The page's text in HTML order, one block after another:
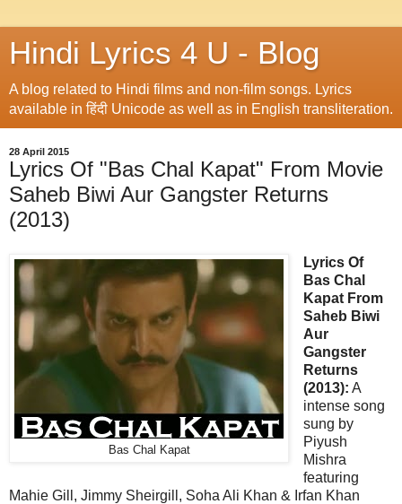
Hindi Lyrics 4 U - Blog
A blog related to Hindi films and non-film songs. Lyrics
available in हिंदी Unicode as well as in English transliteration.
28 April 2015
Lyrics Of "Bas Chal Kapat" From Movie
Saheb Biwi Aur Gangster Returns
(2013)
Bas Chal Kapat
Lyrics Of
Bas Chal
Kapat From
Saheb Biwi
Aur
Gangster
Returns
(2013): A
intense song
sung by
Piyush
Mishra
featuring
Mahie Gill, Jimmy Sheirgill, Soha Ali Khan & Irfan Khan